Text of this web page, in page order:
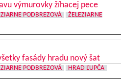
výmurovky žíhacej pece
PODBREZOVÁ
ŽELEZIARNE
fasády hradu nový šat
PODBREZOVÁ HRAD ĽUPČA